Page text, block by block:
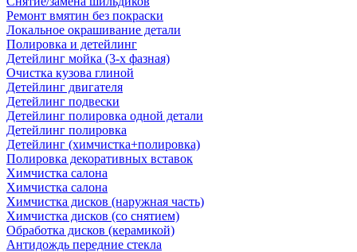
Ремонт вмятин без покраски
Локальное окрашивание детали
Полировка и детейлинг
Детейлинг мойка (3-х фазная)
Очистка кузова глиной
Детейлинг двигателя
Детейлинг подвески
Детейлинг полировка одной детали
Детейлинг полировка
Детейлинг (химчистка+полировка)
Полировка декоративных вставок
Химчистка салона
Химчистка салона
Химчистка дисков (наружная часть)
Химчистка дисков (со снятием)
Обработка дисков (керамикой)
Антидождь передние стекла